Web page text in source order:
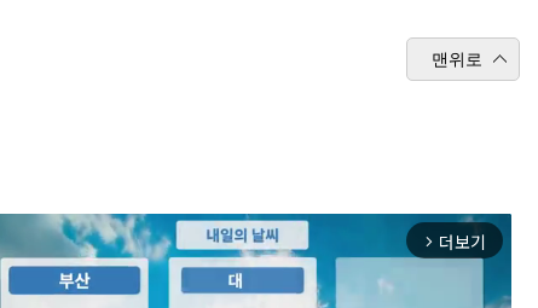
맨위로
arrow_forward_ios 더보기